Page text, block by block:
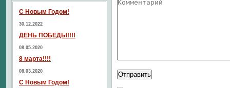
С Новым Годом!
30.12.2022
ДЕНЬ ПОБЕДЫ!!!!
08.05.2020
8 марта!!!!
08.03.2020
С Новым Годом!